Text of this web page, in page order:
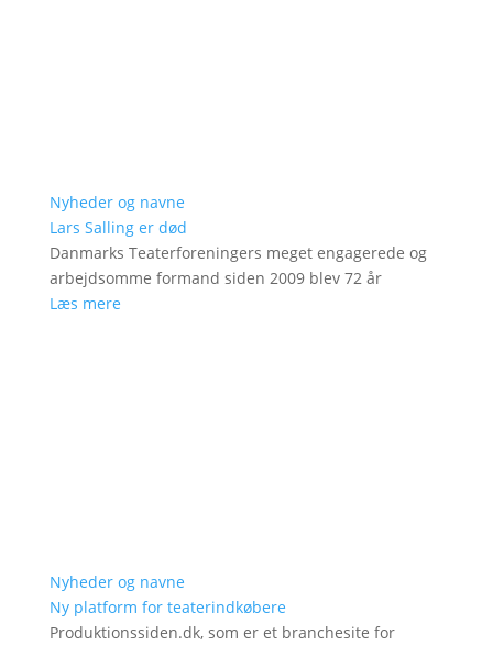
Nyheder og navne
Lars Salling er død
Danmarks Teaterforeningers meget engagerede og
arbejdsomme formand siden 2009 blev 72 år
Læs mere
Nyheder og navne
Ny platform for teaterindkøbere
Produktionssiden.dk, som er et branchesite for